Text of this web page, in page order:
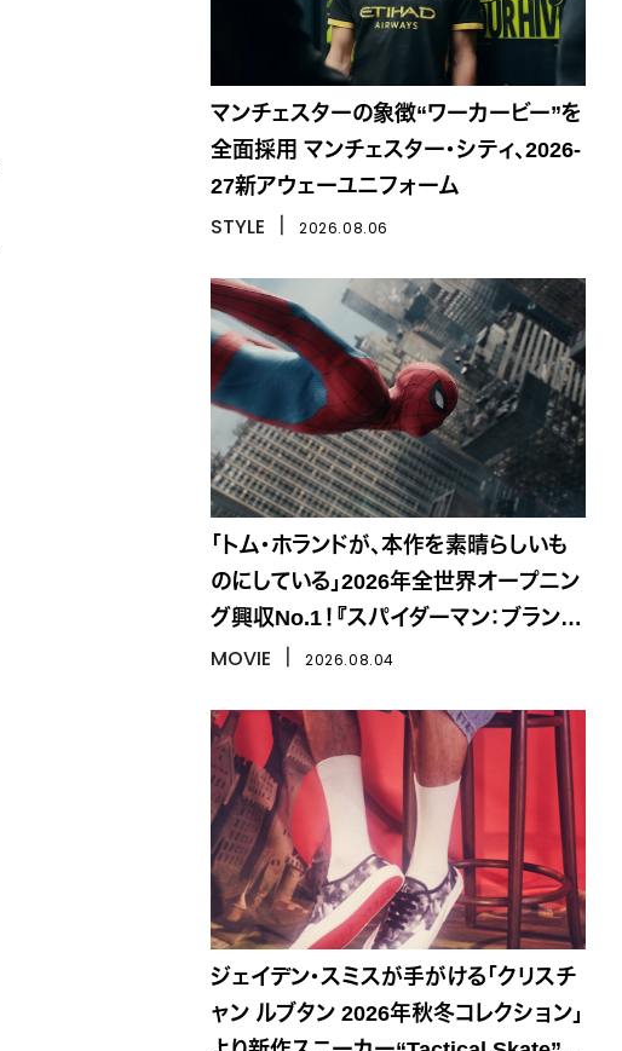
マンチェスターの象徴“ワーカービー”を
全面採用 マンチェスター・シティ、2026-
27新アウェーユニフォーム
STYLE 2026.08.06
「トム・ホランドが、本作を素晴らしいも
のにしている」2026年全世界オープニン
グ興収No.1！『スパイダーマン：ブラン
ド・ニュー・デイ』
MOVIE 2026.08.04
ジェイデン・スミスが手がける「クリスチ
ャン ルブタン 2026年秋冬コレクション」